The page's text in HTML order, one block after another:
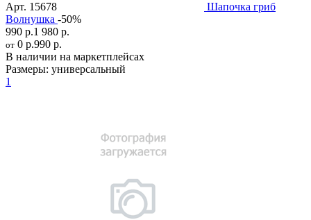
Арт. 15678
Шапочка гриб
Волнушка -50%
990 р.1 980 р.
от 0 р.990 р.
В наличии на маркетплейсах
Размеры: универсальный
1